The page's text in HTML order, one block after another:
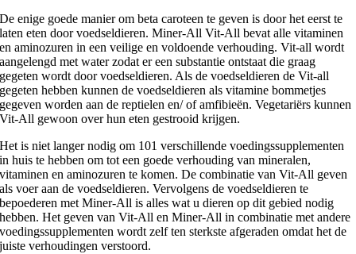
De enige goede manier om beta caroteen te geven is door het eerst te
laten eten door voedseldieren. Miner-All Vit-All bevat alle vitaminen
en aminozuren in een veilige en voldoende verhouding. Vit-all wordt
aangelengd met water zodat er een substantie ontstaat die graag
gegeten wordt door voedseldieren. Als de voedseldieren de Vit-all
gegeten hebben kunnen de voedseldieren als vitamine bommetjes
gegeven worden aan de reptielen en/ of amfibieën. Vegetariërs kunnen
Vit-All gewoon over hun eten gestrooid krijgen.
Het is niet langer nodig om 101 verschillende voedingssupplementen
in huis te hebben om tot een goede verhouding van mineralen,
vitaminen en aminozuren te komen. De combinatie van Vit-All geven
als voer aan de voedseldieren. Vervolgens de voedseldieren te
bepoederen met Miner-All is alles wat u dieren op dit gebied nodig
hebben. Het geven van Vit-All en Miner-All in combinatie met andere
voedingssupplementen wordt zelf ten sterkste afgeraden omdat het de
juiste verhoudingen verstoord.